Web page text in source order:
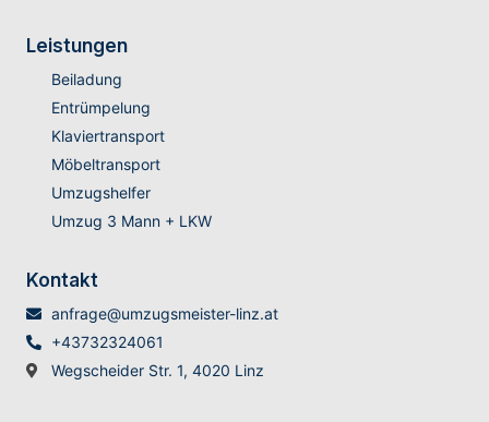
Leistungen
Beiladung
Entrümpelung
Klaviertransport
Möbeltransport
Umzugshelfer
Umzug 3 Mann + LKW
Kontakt
anfrage@umzugsmeister-linz.at
+43732324061
Wegscheider Str. 1, 4020 Linz